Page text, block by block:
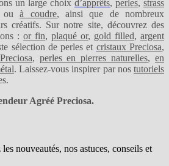
un large choix d’apprêts, perles, strass
à coudre, ainsi que de nombreux
créatifs. Sur notre site, découvrez des
: or fin, plaqué or, gold filled, argent
sélection de perles et cristaux Preciosa,
, perles en pierres naturelles, en
. Laissez-vous inspirer par nostutoriels
Agréé Preciosa.
les nouveautés, nos astuces, conseils et